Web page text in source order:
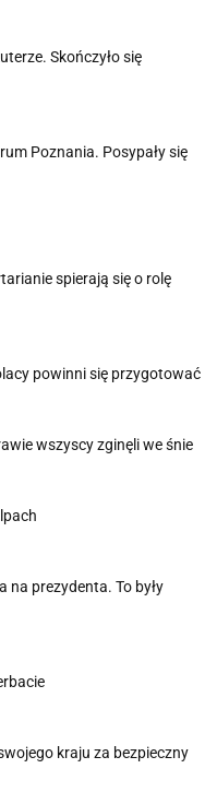
Skończyło się
Poznania. Posypały się
spierają się o rolę
powinni się przygotować
wszyscy zginęli we śnie
na prezydenta. To były
kraju za bezpieczny